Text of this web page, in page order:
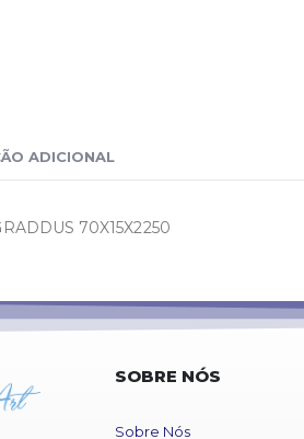
ADICIONAL
70X15X2250
SOBRE NÓS
Sobre Nós